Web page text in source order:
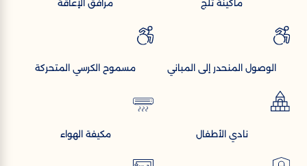
ماكينة ثلج مرافق الإعاقة
الوصول المنحدر إلى المباني مسموح الكرسي المتحركة
نادي الأطفال مكيفة الهواء